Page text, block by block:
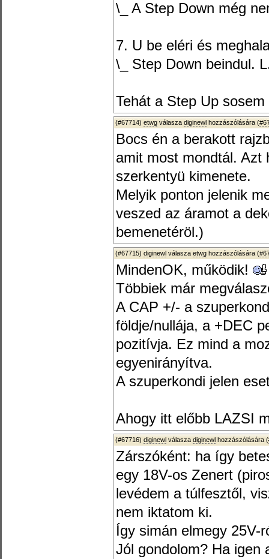
\_ A Step Down még
7. U be eléri és
\_ Step Down beindul.
Tehát a Step Up
(#67714) etwg válasza diginewl hozzászólására (
Bocs én a berakott
amit most mondtál. Azt
szerkentyü kimenete.
Melyik ponton jelenik
veszed az áramot a
bemenetéröl.)
(#67715) diginewl válasza etwg hozzászólására (
MindenOK, működik!
Többiek már
A CAP +/- a
földje/nullája, a +DEC
pozitívja. Ez mind a
egyenirányítva.
A szuperkondi jelen
Ahogy itt előbb LAZSI
(#67716) diginewl válasza diginewl hozzászólására (
Zárszóként: ha így
egy 18V-os Zenert
levédem a túlfesztől,
nem iktatom ki.
Így simán elmegy 25V-
Jól gondolom? Ha igen